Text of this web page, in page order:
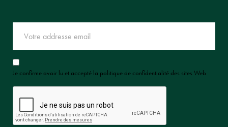
Je confirme avoir lu et accepté la politique de confidentialité des sites Web